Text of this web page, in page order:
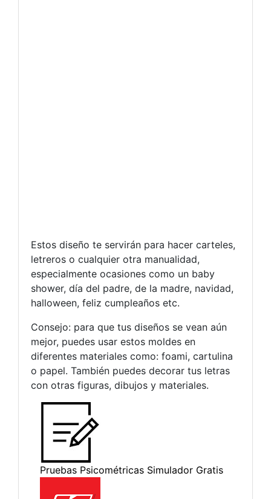
Estos diseño te servirán para hacer carteles,
letreros o cualquier otra manualidad,
especialmente ocasiones como un baby
shower, día del padre, de la madre, navidad,
halloween, feliz cumpleaños etc.
Consejo: para que tus diseños se vean aún
mejor, puedes usar estos moldes en
diferentes materiales como: foami, cartulina
o papel. También puedes decorar tus letras
con otras figuras, dibujos y materiales.